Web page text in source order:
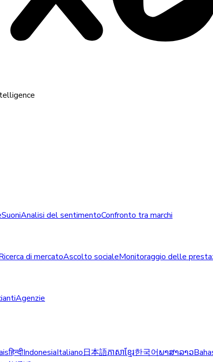
SuoniAnalisi del sentimentoConfronto tra marchi
di mercatoAscolto socialeMonitoraggio delle
Agenzie
हिन्दीIndonesiaItaliano日本語ភាសាខ្មែរ한국어ພາສາລາວ